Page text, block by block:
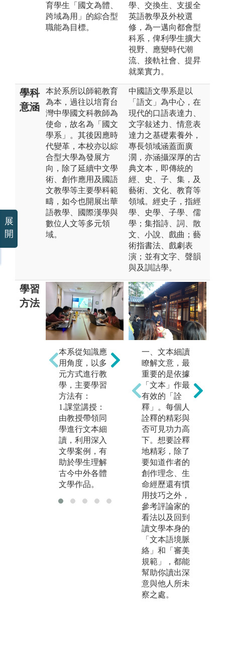
育學生「國文為體、
跨域為用」的綜合型
職能為目標。
學、交換生、支援全
英語教學及外校選
修，為一邁向都會型
科系，俾利學生擴大
視野、應變時代潮
流、接軌社會、提昇
就業實力。
學科
意涵
本於系所以師範教育
為本，過往以培育台
灣中學國文科教師為
使命，故名為「國文
學系」。其後因應時
代變革，本校亦以綜
合型大學為發展方
向，除了延續中文學
術、創作應用及國語
文教學等主要學科範
疇，如今也開展出華
語教學、國際漢學與
數位人文等多元領
域。
中國語文學系是以
「語文」為中心，在
現代的口語表達力、
文字敍述力、情意表
達力之基礎素養外，
專長領域涵蓋面廣
濶，亦涵攝深厚的古
典文本，即傳統的
經、史、子、集，及
藝術、文化、教育等
領域。經史子，指經
學、史學、子學、儒
學；集指詩、詞、散
文、小說、戲曲；藝
術指書法、戲劇表
演；並有文字、聲韻
與及訓詁學。
學習
方法
本系從知識應
用角度，以多
元方式進行教
學，主要學習
方法有：
1.課堂講授：
由教授帶領同
學進行文本細
讀，利用深入
文學案例，有
助於學生理解
古今中外各體
文學作品。
2.專題講座
一、文本細讀
瞭解文意，最
重要的是依據
「文本」作最
有效的「詮
釋」。每個人
詮釋的精彩與
否可見功力高
下。想要詮釋
地精彩，除了
要知道作者的
創作理念、生
命經歷還有慣
用技巧之外，
參考評論家的
看法以及回到
讀文學本身的
「文本語境脈
絡」和「審美
規範」，都能
幫助你讀出深
意與他人所未
察之處。
展
開